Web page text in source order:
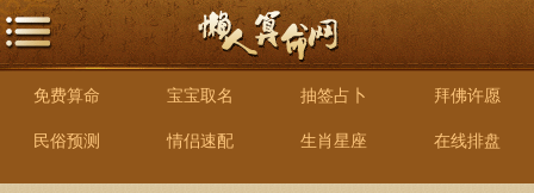
免费算命 宝宝取名 抽签占卜 拜佛许愿
民俗预测 情侣速配 生肖星座 在线排盘